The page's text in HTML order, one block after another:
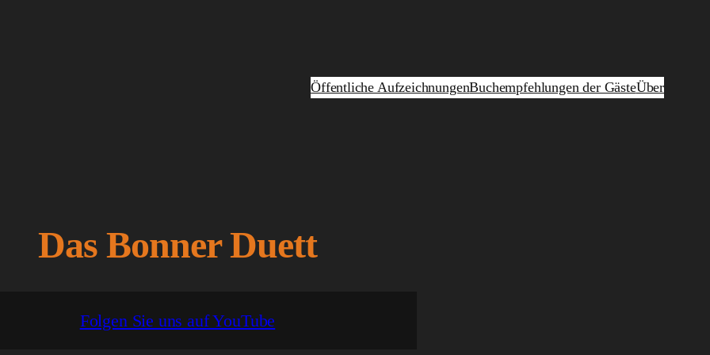
Öffentliche AufzeichnungenBuchempfehlungen der GästeÜber
Das Bonner Duett
Folgen Sie uns auf YouTube